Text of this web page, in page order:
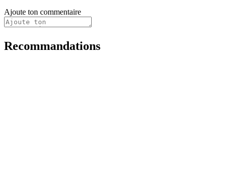
Ajoute ton commentaire
Recommandations